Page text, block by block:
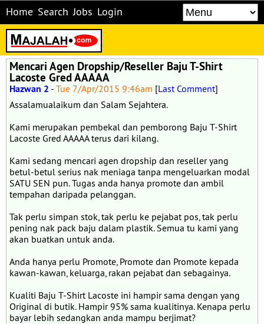
Home Search Jobs Login
Mencari Agen Dropship/Reseller Baju T-Shirt
Lacoste Gred AAAAA
Hazwan 2 - Tue 7/Apr/2015 9:46am [Last Comment]
Assalamualaikum dan Salam Sejahtera.
Kami merupakan pembekal dan pemborong Baju T-Shirt
Lacoste Gred AAAAA terus dari kilang.
Kami sedang mencari agen dropship dan reseller yang
betul-betul serius nak meniaga tanpa mengeluarkan modal
SATU SEN pun. Tugas anda hanya promote dan ambil
tempahan daripada pelanggan.
Tak perlu simpan stok, tak perlu ke pejabat pos, tak perlu
pening nak pack baju dalam plastik. Semua tu kami yang
akan buatkan untuk anda.
Anda hanya perlu Promote, Promote dan Promote kepada
kawan-kawan, keluarga, rakan pejabat dan sebagainya.
Kualiti Baju T-Shirt Lacoste ini hampir sama dengan yang
Original di butik. Hampir 95% sama kualitinya. Kenapa perlu
bayar lebih sedangkan anda mampu berjimat?